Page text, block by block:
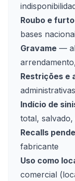
Roubo e furto
bases
Gravame —
Restrições e
Indício de
total,
Recalls
fabricante
Uso como
comercial